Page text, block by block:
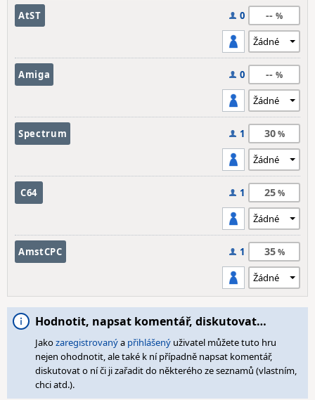
AtST 0 --
Amiga 0 --
Spectrum 1 30
C64 1 25
AmstCPC 1 35
Hodnotit, napsat komentář, diskutovat…
Jakozaregistrovanýa přihlášený uživatel můžete tuto hru
nejen ohodnotit, ale také k ní případně napsat komentář,
diskutovat o ní či ji zařadit do některého ze seznamů (vlastním,
chci atd.).